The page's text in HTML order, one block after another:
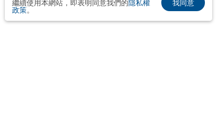
繼續使用本網站，即表明同意我們的隱私權
政策。
我同意